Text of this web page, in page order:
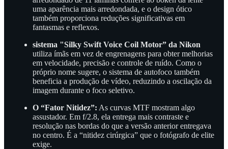
uma aparência mais arredondada, e o design ótico
também proporciona reduções significativas em
fantasmas e reflexos.
sistema "Silky Swift Voice Coil Motor” da Nikon
utiliza ímãs em vez de engrenagens para obter melhorias
em velocidade, precisão e controle de ruído. Como o
próprio nome sugere, o sistema de autofoco também
beneficia a produção de vídeo, reduzindo a oscilação da
imagem durante o foco seletivo.
O “Fator Nitidez”: As curvas MTF mostram algo
assustador. Em f/2.8, ela entrega mais contraste e
resolução nas bordas do que a versão anterior entregava
no centro. É a “nitidez cirúrgica” que o fotógrafo de elite
exige.